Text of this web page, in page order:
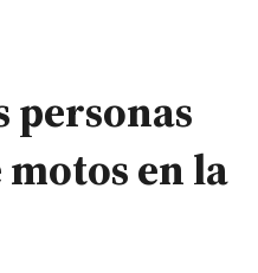
personas
en la